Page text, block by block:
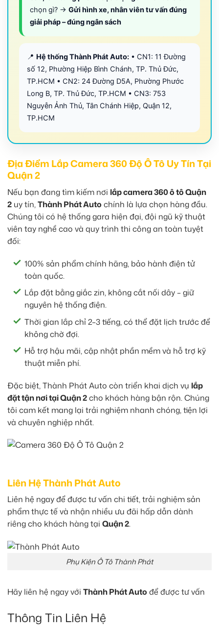
chọn gì? → Gửi hình xe, nhân viên tư vấn đúng
giải pháp – đúng ngân sách
📍 Hệ thống Thành Phát Auto: • CN1: 11 Đường
số 12, Phường Hiệp Bình Chánh, TP. Thủ Đức,
TP.HCM • CN2: 24 Đường D5A, Phường Phước
Long B, TP. Thủ Đức, TP.HCM • CN3: 753
Nguyễn Ảnh Thủ, Tân Chánh Hiệp, Quận 12,
TP.HCM
Địa Điểm Lắp Camera 360 Độ Ô Tô Uy Tín Tại
Quận 2
Nếu bạn đang tìm kiếm nơi lắp camera 360 ô tô Quận
2 uy tín,Thành Phát Auto chính là lựa chọn hàng đầu.
Chúng tôi có hệ thống gara hiện đại, đội ngũ kỹ thuật
viên tay nghề cao và quy trình thi công an toàn tuyệt
đối:
100% sản phẩm chính hãng, bảo hành điện tử
toàn quốc.
Lắp đặt bằng giắc zin, không cắt nối dây – giữ
nguyên hệ thống điện.
Thời gian lắp chỉ 2–3 tiếng, có thể đặt lịch trước để
không chờ đợi.
Hỗ trợ hậu mãi, cập nhật phần mềm và hỗ trợ kỹ
thuật miễn phí.
Đặc biệt, Thành Phát Auto còn triển khai dịch vụ lắp
đặt tận nơi tại Quận 2cho khách hàng bận rộn. Chúng
tôi cam kết mang lại trải nghiệm nhanh chóng, tiện lợi
và chuyên nghiệp nhất.
Liên Hệ Thành Phát Auto
Liên hệ ngay để được tư vấn chi tiết, trải nghiệm sản
phẩm thực tế và nhận nhiều ưu đãi hấp dẫn dành
riêng cho khách hàng tại Quận 2.
Phụ Kiện Ô Tô Thành Phát
Hãy liên hệ ngay với Thành Phát Auto để được tư vấn
Thông Tin Liên Hệ